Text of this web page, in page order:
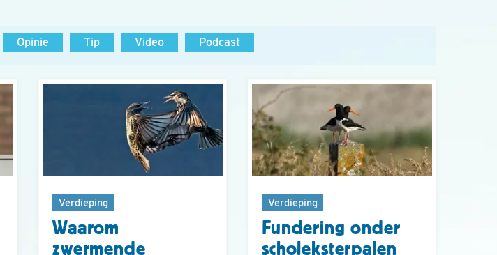
Opinie Tip Video Podcast
Verdieping
Waarom
zwermende
Verdieping
Fundering onder
scholeksterpalen